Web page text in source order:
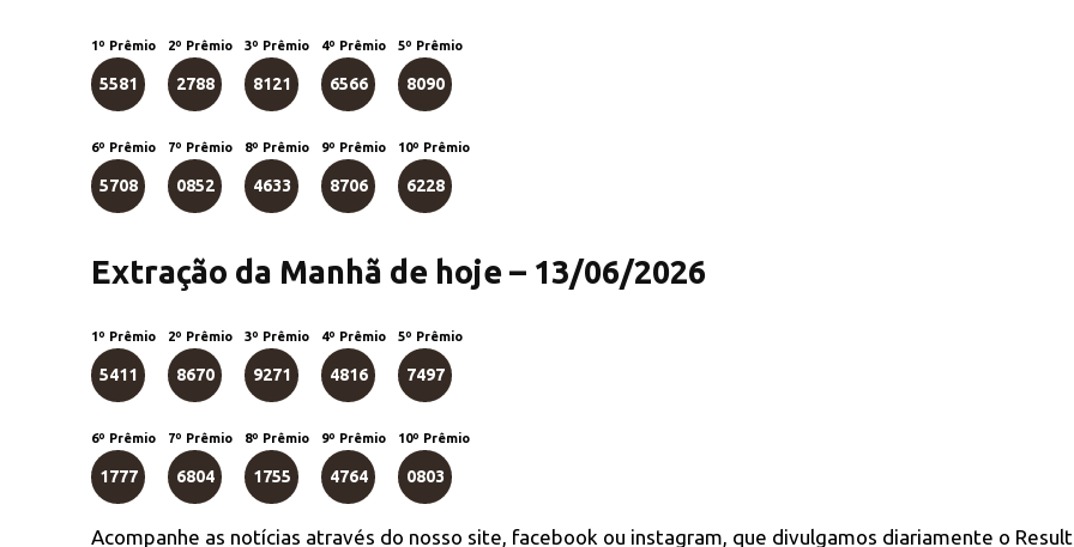
1º Prêmio
5581
2º Prêmio
2788
3º Prêmio
8121
4º Prêmio
6566
5º Prêmio
8090
6º Prêmio
5708
7º Prêmio
0852
8º Prêmio
4633
9º Prêmio
8706
10º Prêmio
6228
Extração da Manhã de hoje – 13/06/2026
1º Prêmio
5411
2º Prêmio
8670
3º Prêmio
9271
4º Prêmio
4816
5º Prêmio
7497
6º Prêmio
1777
7º Prêmio
6804
8º Prêmio
1755
9º Prêmio
4764
10º Prêmio
0803
Acompanhe as notícias através do nosso site, facebook ou instagram, que divulgamos diariamente o